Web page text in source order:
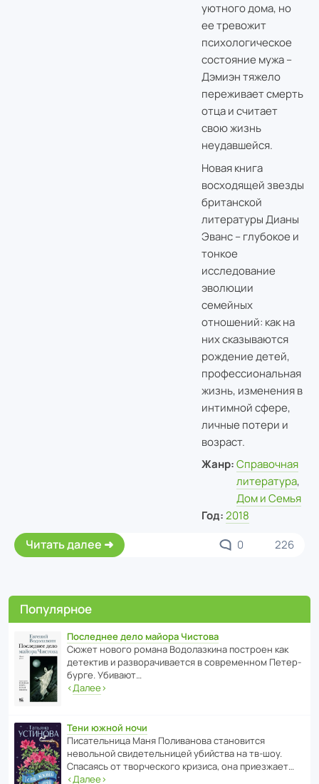
уютного дома, но
ее тревожит
психологическое
состояние мужа –
Дэмиэн тяжело
переживает смерть
отца и считает
свою жизнь
неудавшейся.
Новая книга
восходящей звезды
британской
литературы Дианы
Эванс – глубокое и
тонкое
исследование
эволюции
семейных
отношений: как на
них сказываются
рождение детей,
профессиональная
жизнь, изменения в
интимной сфере,
личные потери и
возраст.
Жанр: Справочная
литература,
Дом и Семья
Год: 2018
Читать далее 0 226
Популярное
Последнее дело майора Чистова
Сюжет нового романа Водо­ла­з­кина пост­роен как
дете­ктив и разво­ра­чи­ва­ется в совре­менном Пете­р­
бурге. Убивают…
‹Далее›
Тени южной ночи
Писа­тель­ница Маня Поли­ва­нова стано­вится
невольной свиде­тель­ницей убийства на тв-шоу.
Спасаясь от твор­че­с­кого кризиса, она приезжает…
‹Далее›